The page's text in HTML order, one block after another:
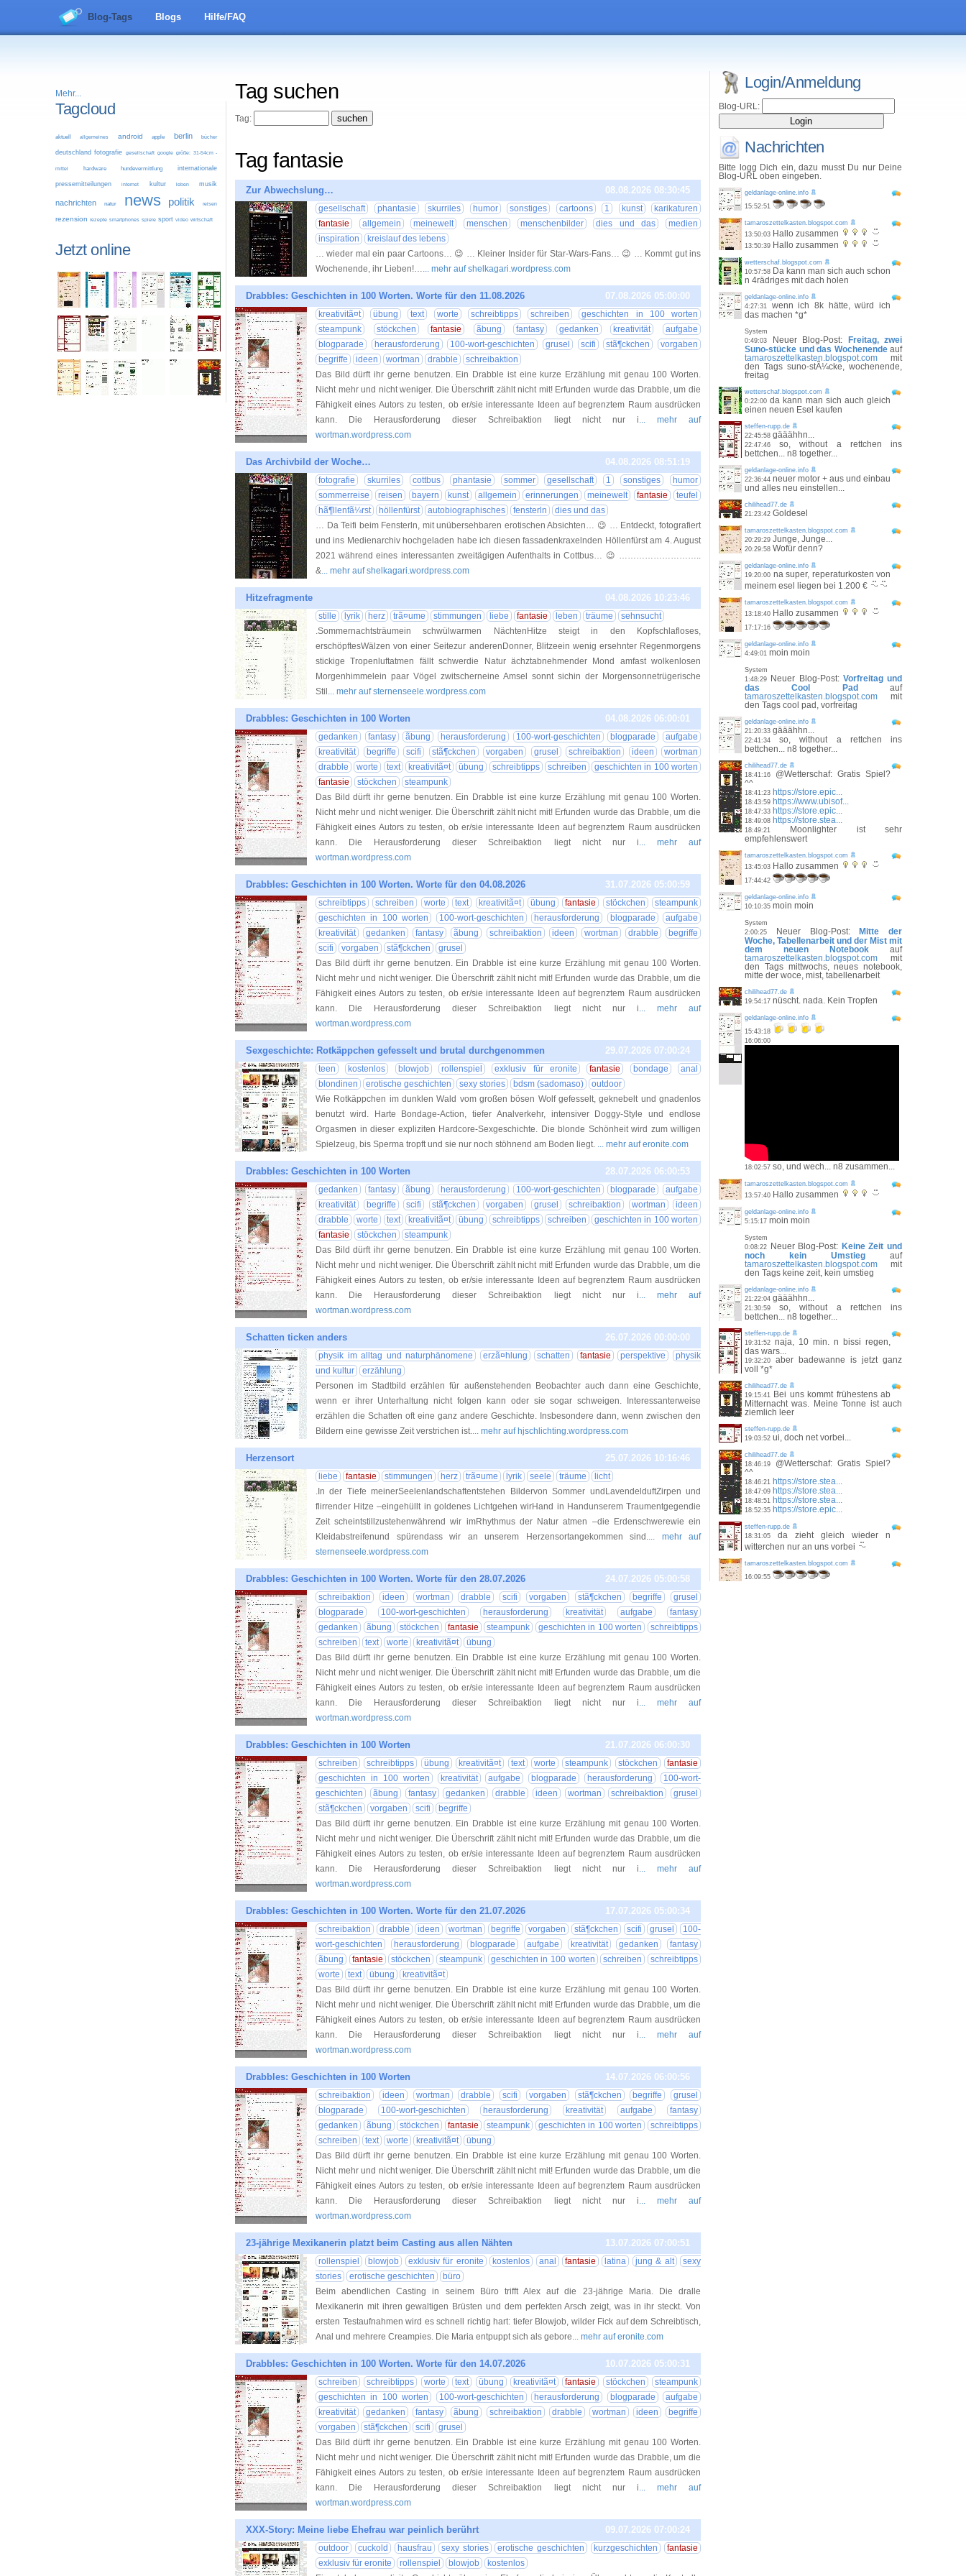
Blog-Tags Blogs Hilfe/FAQ
Mehr...
Tagcloud
aktuell allgemeines android apple berlin bücher
deutschland fotografie gesellschaft google größe: 31-54cm -
mittel hardware hundevermittlung internationale
pressemitteilungen internet kultur leben musik
nachrichten natur news politik reisen
rezension rezepte smartphones spiele sport video wirtschaft
Jetzt online
Tag suchen
Tag:
Tag fantasie
Zur Abwechslung… 08.08.2026 08:30:45
gesellschaft phantasie skurriles humor sonstiges cartoons 1 kunst
karikaturen
fantasie
allgemein meinewelt menschen menschenbilder dies und das
medien
inspiration
kreislauf des lebens
… wieder mal ein paar Cartoons… 😉 … Kleiner Insider für Star-Wars-Fans… 😉 … Kommt gut ins
Wochenende, ihr Lieben!…... mehr auf shelkagari.wordpress.com
Drabbles: Geschichten in 100 Worten. Worte für den 11.08.2026 07.08.2026 05:00:00
kreativitã¤t übung text worte schreibtipps schreiben
geschichten in 100 worten
steampunk
stöckchen fantasie ãbung fantasy gedanken kreativität
aufgabe
blogparade
herausforderung 100-wort-geschichten grusel scifi stã¶ckchen
vorgaben
begriffe
ideen wortman drabble
schreibaktion
Das Bild dürft ihr gerne benutzen. Ein Drabble ist eine kurze Erzählung mit genau 100 Worten.
Nicht mehr und nicht weniger. Die Überschrift zählt nicht mit! Erfunden wurde das Drabble, um die
Fähigkeit eines Autors zu testen, ob er/sie interessante Ideen auf begrenztem Raum ausdrücken
kann. Die Herausforderung dieser Schreibaktion liegt nicht nur i... mehr auf
wortman.wordpress.com
Das Archivbild der Woche… 04.08.2026 08:51:19
fotografie skurriles cottbus phantasie sommer gesellschaft 1 sonstiges
humor
sommerreise
reisen bayern kunst allgemein erinnerungen meinewelt fantasie
teufel
hã¶llenfã¼rst
höllenfürst autobiographisches fensterln
dies und das
… Da Teifi beim Fensterln, mit unübersehbaren erotischen Absichten… 😉 … Entdeckt, fotografiert
und ins Medienarchiv hochgeladen habe ich diesen fassadenkraxelnden Höllenfürst am 4. August
2021 während eines interessanten zweitägigen Aufenthalts in Cottbus… 😉 ………………………..
&... mehr auf shelkagari.wordpress.com
Hitzefragmente 04.08.2026 10:23:46
stille lyrik herz trã¤ume stimmungen liebe fantasie leben träume
sehnsucht
.Sommernachtsträumein schwülwarmen NächtenHitze steigt in den Kopfschlafloses,
erschöpftesWälzen von einer Seitezur anderenDonner, Blitzeein wenig ersehnter Regenmorgens
stickige Tropenluftatmen fällt schwerdie Natur ächztabnehmender Mond amfast wolkenlosen
Morgenhimmelein paar Vögel zwitscherneine Amsel sonnt sichin der Morgensonnetrügerische
Stil ... mehr auf sternenseele.wordpress.com
Drabbles: Geschichten in 100 Worten 04.08.2026 06:00:01
gedanken fantasy ãbung herausforderung 100-wort-geschichten blogparade
aufgabe
kreativität
begriffe scifi stã¶ckchen vorgaben grusel schreibaktion ideen
wortman
drabble
worte text kreativitã¤t übung schreibtipps schreiben
geschichten in 100 worten
fantasie
stöckchen
steampunk
Das Bild dürft ihr gerne benutzen. Ein Drabble ist eine kurze Erzählung mit genau 100 Worten.
Nicht mehr und nicht weniger. Die Überschrift zählt nicht mit! Erfunden wurde das Drabble, um die
Fähigkeit eines Autors zu testen, ob er/sie interessante Ideen auf begrenztem Raum ausdrücken
kann. Die Herausforderung dieser Schreibaktion liegt nicht nur i... mehr auf
wortman.wordpress.com
Drabbles: Geschichten in 100 Worten. Worte für den 04.08.2026 31.07.2026 05:00:59
schreibtipps schreiben worte text kreativitã¤t übung fantasie stöckchen
steampunk
geschichten in 100 worten
100-wort-geschichten herausforderung blogparade
aufgabe
kreativität
gedanken fantasy ãbung schreibaktion ideen wortman drabble
begriffe
scifi
vorgaben stã¶ckchen
grusel
Das Bild dürft ihr gerne benutzen. Ein Drabble ist eine kurze Erzählung mit genau 100 Worten.
Nicht mehr und nicht weniger. Die Überschrift zählt nicht mit! Erfunden wurde das Drabble, um die
Fähigkeit eines Autors zu testen, ob er/sie interessante Ideen auf begrenztem Raum ausdrücken
kann. Die Herausforderung dieser Schreibaktion liegt nicht nur i... mehr auf
wortman.wordpress.com
Sexgeschichte: Rotkäppchen gefesselt und brutal durchgenommen 29.07.2026 07:00:24
teen kostenlos blowjob rollenspiel exklusiv für eronite fantasie bondage
anal
blondinen
erotische geschichten sexy stories bdsm (sadomaso)
outdoor
Wie Rotkäppchen im dunklen Wald vom großen bösen Wolf gefesselt, geknebelt und gnadenlos
benutzt wird. Harte Bondage-Action, tiefer Analverkehr, intensiver Doggy-Style und endlose
Orgasmen in dieser expliziten Hardcore-Sexgeschichte. Die blonde Schönheit wird zum willigen
Spielzeug, bis Sperma tropft und sie nur noch stöhnend am Boden liegt. ... mehr auf eronite.com
Drabbles: Geschichten in 100 Worten 28.07.2026 06:00:53
gedanken fantasy ãbung herausforderung 100-wort-geschichten blogparade
aufgabe
kreativität
begriffe scifi stã¶ckchen vorgaben grusel schreibaktion wortman
ideen
drabble
worte text kreativitã¤t übung schreibtipps schreiben
geschichten in 100 worten
fantasie
stöckchen
steampunk
Das Bild dürft ihr gerne benutzen. Ein Drabble ist eine kurze Erzählung mit genau 100 Worten.
Nicht mehr und nicht weniger. Die Überschrift zählt nicht mit! Erfunden wurde das Drabble, um die
Fähigkeit eines Autors zu testen, ob er/sie interessante Ideen auf begrenztem Raum ausdrücken
kann. Die Herausforderung dieser Schreibaktion liegt nicht nur i... mehr auf
wortman.wordpress.com
Schatten ticken anders 26.07.2026 00:00:00
physik im alltag und naturphänomene erzã¤hlung schatten fantasie perspektive
physik
und kultur
erzählung
Personen im Stadtbild erzählen für außenstehenden Beobachter auch dann eine Geschichte,
wenn er ihrer Unterhaltung nicht folgen kann oder sie sogar schweigen. Interessanterweise
erzählen die Schatten oft eine ganz andere Geschichte. Insbesondere dann, wenn zwischen den
Bildern eine gewisse Zeit verstrichen ist.... mehr auf hjschlichting.wordpress.com
Herzensort 25.07.2026 10:16:46
liebe fantasie stimmungen herz trã¤ume lyrik seele träume
licht
.In der Tiefe meinerSeelenlandschaftentstehen Bildervon Sommer undLavendelduftZirpen und
flirrender Hitze –eingehüllt in goldenes Lichtgehen wirHand in Handunserem Traumentgegendie
Zeit scheintstillzustehenwährend wir imRhythmus der Natur atmen –die Erdenschwerewie ein
Kleidabstreifenund spürendass wir an unserem Herzensortangekommen sind.... mehr auf
sternenseele.wordpress.com
Drabbles: Geschichten in 100 Worten. Worte für den 28.07.2026 24.07.2026 05:00:58
schreibaktion ideen wortman drabble scifi vorgaben stã¶ckchen begriffe
grusel
blogparade
100-wort-geschichten herausforderung kreativität aufgabe
fantasy
gedanken
ãbung stöckchen fantasie steampunk geschichten in 100 worten
schreibtipps
schreiben
text worte kreativitã¤t
übung
Das Bild dürft ihr gerne benutzen. Ein Drabble ist eine kurze Erzählung mit genau 100 Worten.
Nicht mehr und nicht weniger. Die Überschrift zählt nicht mit! Erfunden wurde das Drabble, um die
Fähigkeit eines Autors zu testen, ob er/sie interessante Ideen auf begrenztem Raum ausdrücken
kann. Die Herausforderung dieser Schreibaktion liegt nicht nur i... mehr auf
wortman.wordpress.com
Drabbles: Geschichten in 100 Worten 21.07.2026 06:00:30
schreiben schreibtipps übung kreativitã¤t text worte steampunk stöckchen
fantasie
geschichten in 100 worten
kreativität aufgabe blogparade herausforderung
100-wort-
geschichten
ãbung fantasy gedanken drabble ideen wortman schreibaktion
grusel
stã¶ckchen
vorgaben scifi
begriffe
Das Bild dürft ihr gerne benutzen. Ein Drabble ist eine kurze Erzählung mit genau 100 Worten.
Nicht mehr und nicht weniger. Die Überschrift zählt nicht mit! Erfunden wurde das Drabble, um die
Fähigkeit eines Autors zu testen, ob er/sie interessante Ideen auf begrenztem Raum ausdrücken
kann. Die Herausforderung dieser Schreibaktion liegt nicht nur i... mehr auf
wortman.wordpress.com
Drabbles: Geschichten in 100 Worten. Worte für den 21.07.2026 17.07.2026 05:00:34
schreibaktion drabble ideen wortman begriffe vorgaben stã¶ckchen scifi grusel
100-
wort-geschichten
herausforderung blogparade aufgabe kreativität gedanken
fantasy
ãbung
fantasie stöckchen steampunk geschichten in 100 worten schreiben
schreibtipps
worte
text übung
kreativitã¤t
Das Bild dürft ihr gerne benutzen. Ein Drabble ist eine kurze Erzählung mit genau 100 Worten.
Nicht mehr und nicht weniger. Die Überschrift zählt nicht mit! Erfunden wurde das Drabble, um die
Fähigkeit eines Autors zu testen, ob er/sie interessante Ideen auf begrenztem Raum ausdrücken
kann. Die Herausforderung dieser Schreibaktion liegt nicht nur i... mehr auf
wortman.wordpress.com
Drabbles: Geschichten in 100 Worten 14.07.2026 06:00:56
schreibaktion ideen wortman drabble scifi vorgaben stã¶ckchen begriffe
grusel
blogparade
100-wort-geschichten herausforderung kreativität aufgabe
fantasy
gedanken
ãbung stöckchen fantasie steampunk geschichten in 100 worten
schreibtipps
schreiben
text worte kreativitã¤t
übung
Das Bild dürft ihr gerne benutzen. Ein Drabble ist eine kurze Erzählung mit genau 100 Worten.
Nicht mehr und nicht weniger. Die Überschrift zählt nicht mit! Erfunden wurde das Drabble, um die
Fähigkeit eines Autors zu testen, ob er/sie interessante Ideen auf begrenztem Raum ausdrücken
kann. Die Herausforderung dieser Schreibaktion liegt nicht nur i... mehr auf
wortman.wordpress.com
23-jährige Mexikanerin platzt beim Casting aus allen Nähten 13.07.2026 07:00:51
rollenspiel blowjob exklusiv für eronite kostenlos anal fantasie latina jung & alt
sexy
stories
erotische geschichten
büro
Beim abendlichen Casting in seinem Büro trifft Alex auf die 23-jährige Maria. Die dralle
Mexikanerin mit ihren gewaltigen Brüsten und dem perfekten Arsch zeigt, was in ihr steckt. Von
ersten Testaufnahmen wird es schnell richtig hart: tiefer Blowjob, wilder Fick auf dem Schreibtisch,
Anal und mehrere Creampies. Die Maria entpuppt sich als gebore... mehr auf eronite.com
Drabbles: Geschichten in 100 Worten. Worte für den 14.07.2026 10.07.2026 05:00:31
schreiben schreibtipps worte text übung kreativitã¤t fantasie stöckchen
steampunk
geschichten in 100 worten
100-wort-geschichten herausforderung blogparade
aufgabe
kreativität
gedanken fantasy ãbung schreibaktion drabble wortman ideen
begriffe
vorgaben
stã¶ckchen scifi
grusel
Das Bild dürft ihr gerne benutzen. Ein Drabble ist eine kurze Erzählung mit genau 100 Worten.
Nicht mehr und nicht weniger. Die Überschrift zählt nicht mit! Erfunden wurde das Drabble, um die
Fähigkeit eines Autors zu testen, ob er/sie interessante Ideen auf begrenztem Raum ausdrücken
kann. Die Herausforderung dieser Schreibaktion liegt nicht nur i... mehr auf
wortman.wordpress.com
XXX-Story: Meine liebe Ehefrau war peinlich berührt 09.07.2026 07:00:24
outdoor cuckold hausfrau sexy stories erotische geschichten kurzgeschichten
fantasie
exklusiv für eronite
rollenspiel blowjob
kostenlos
Login/Anmeldung
Blog-URL:
Nachrichten
Bitte logg Dich ein, dazu musst Du nur Deine
Blog-URL oben eingeben.
geldanlage-online.info
15:52:51
tamaroszettelkasten.blogspot.com
13:50:03 Hallo zusammen
13:50:39 Hallo zusammen
wetterschaf.blogspot.com
10:57:58 Da kann man sich auch schon
n 4rädriges mit dach holen
geldanlage-online.info
4:27:31 wenn ich 8k hätte, würd ich
das machen *g*
System
0:49:03
Neuer Blog-Post:
Freitag, zwei
Suno-stücke und das Wochenendeauf
tamaroszettelkasten.blogspot.com mit
den Tags suno-stÃ¼cke, wochenende,
freitag
wetterschaf.blogspot.com
0:22:00da kann man sich auch gleich
einen neuen Esel kaufen
steffen-rupp.de
22:45:58 gääähhn...
22:47:46so, without a rettchen ins
bettchen... n8 together...
geldanlage-online.info
22:36:44 neuer motor + aus und einbau
und alles neu einstellen...
chilihead77.de
21:23:42 Goldesel
tamaroszettelkasten.blogspot.com
20:29:29 Junge, Junge...
20:29:58 Wofür denn?
geldanlage-online.info
19:20:00 na super, reperaturkosten von
meinem esel liegen bei 1.200 €
tamaroszettelkasten.blogspot.com
13:18:40 Hallo zusammen
17:17:16
geldanlage-online.info
4:49:01 moin moin
System
1:48:29
Neuer Blog-Post: Vorfreitag und
das Cool Pad
auf
tamaroszettelkasten.blogspot.com mit
den Tags cool pad, vorfreitag
geldanlage-online.info
21:20:33 gääähhn...
22:41:34so, without a rettchen ins
bettchen... n8 together...
chilihead77.de
18:41:16 @Wetterschaf: Gratis Spiel?
^^
18:41:23 https://store.epic...
18:43:59 https://www.ubisof...
18:47:33 https://store.epic...
18:49:08 https://store.stea...
18:49:21
Moonlighter ist sehr
empfehlenswert
tamaroszettelkasten.blogspot.com
13:45:03 Hallo zusammen
17:44:42
geldanlage-online.info
10:10:35 moin moin
System
2:00:25
Neuer Blog-Post:
Mitte der
Woche, Tabellenarbeit und der Mist mit
dem neuen Notebook auf
tamaroszettelkasten.blogspot.com mit
den Tags mittwochs, neues notebook,
mitte der woce, mist, tabellenarbeit
chilihead77.de
19:54:17 nüscht. nada. Kein Tropfen
geldanlage-online.info
15:43:18
16:06:00
18:02:57 so, und wech... n8 zusammen...
tamaroszettelkasten.blogspot.com
13:57:40 Hallo zusammen
geldanlage-online.info
5:15:17 moin moin
System
0:08:22
Neuer Blog-Post: Keine Zeit und
noch kein Umstieg auf
tamaroszettelkasten.blogspot.com mit
den Tags keine zeit, kein umstieg
geldanlage-online.info
21:22:04 gääähhn...
21:30:59so, without a rettchen ins
bettchen... n8 together...
steffen-rupp.de
19:31:52 naja, 10 min. n bissi regen,
das wars...
19:32:20 aber badewanne is jetzt ganz
voll *g*
chilihead77.de
19:15:41 Bei uns kommt frühestens ab
Mitternacht was. Meine Tonne ist auch
ziemlich leer
steffen-rupp.de
19:03:52 ui, doch net vorbei...
chilihead77.de
18:46:19 @Wetterschaf: Gratis Spiel?
^^
18:46:21 https://store.stea...
18:47:09 https://store.stea...
18:48:51 https://store.stea...
18:52:35 https://store.epic...
steffen-rupp.de
18:31:05 da zieht gleich wieder n
witterchen nur an uns vorbei
tamaroszettelkasten.blogspot.com
16:09:55